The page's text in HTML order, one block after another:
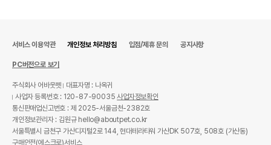
서비스 이용약관 개인정보 처리방침 입점/제휴 문의 공지사항
PC버전으로 보기
주식회사 어바웃펫
대표자명 : 나옥귀
사업자 등록번호 : 120-87-90035사업자정보확인
통신판매업신고번호 : 제 2025-서울금천-2382호
개인정보관리자 : 김원규 hello@aboutpet.co.kr
서울특별시 금천구 가산디지털2로 144, 현대테라타워 가산DK 507호, 508호 (가산동)
구매안전(에스크로)서비스